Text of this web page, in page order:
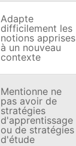
Adapte
difficilement les
notions apprises
à un nouveau
contexte
Mentionne ne
pas avoir de
stratégies
d'apprentissage
ou de stratégies
d'étude